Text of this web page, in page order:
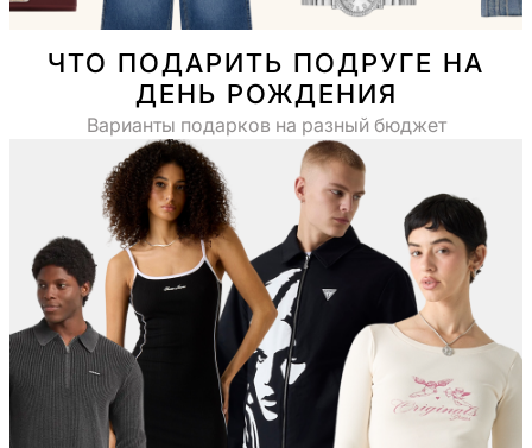
ЧТО ПОДАРИТЬ ПОДРУГЕ НА
ДЕНЬ РОЖДЕНИЯ
Варианты подарков на разный бюджет